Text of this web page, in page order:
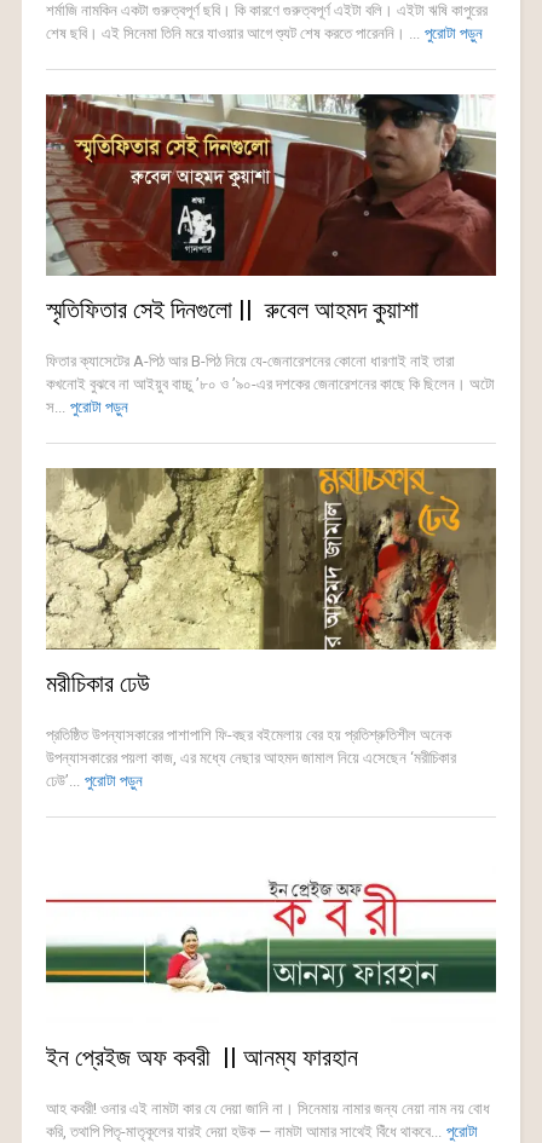
শর্মাজি নামকিন একটা গুরুত্বপূর্ণ ছবি। কি কারণে গুরুত্বপূর্ণ এইটা বলি। এইটা ঋষি কাপুরের
শেষ ছবি। এই সিনেমা তিনি মরে যাওয়ার আগে শ্যুট শেষ করতে পারেননি। ... পুরোটা পড়ুন
স্মৃতিফিতার সেই দিনগুলো || রুবেল আহমদ কুয়াশা
ফিতার ক্যাসেটের A-পিঠ আর B-পিঠ নিয়ে যে-জেনারেশনের কোনো ধারণাই নাই তারা
কখনোই বুঝবে না আইয়ুব বাচ্চু ’৮০ ও ’৯০-এর দশকের জেনারেশনের কাছে কি ছিলেন। অটো
স... পুরোটা পড়ুন
মরীচিকার ঢেউ
প্রতিষ্ঠিত উপন্যাসকারের পাশাপাশি ফি-বছর বইমেলায় বের হয় প্রতিশ্রুতিশীল অনেক
উপন্যাসকারের পয়লা কাজ, এর মধ্যে নেছার আহমদ জামাল নিয়ে এসেছেন ‘মরীচিকার
ঢেউ’... পুরোটা পড়ুন
ইন প্রেইজ অফ কবরী || আনম্য ফারহান
আহ কবরী! ওনার এই নামটা কার যে দেয়া জানি না। সিনেমায় নামার জন্য নেয়া নাম নয় বোধ
করি, তথাপি পিতৃ-মাতৃকূলের যারই দেয়া হউক — নামটা আমার সাথেই বিঁধে থাকবে... পুরোটা